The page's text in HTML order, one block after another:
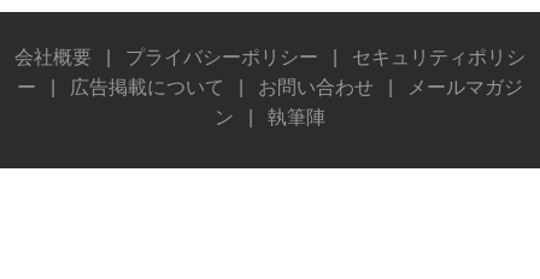
会社概要 プライバシーポリシー
セキュリティポリシ
ー
広告掲載について お問い合わせ
メールマガジ
ン
執筆陣